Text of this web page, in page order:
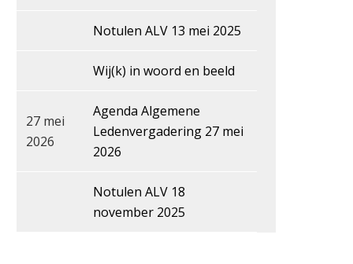
Notulen ALV 13 mei 2025
Wij(k) in woord en beeld
27 mei
2026
Agenda Algemene
Ledenvergadering 27 mei
2026
Notulen ALV 18
november 2025